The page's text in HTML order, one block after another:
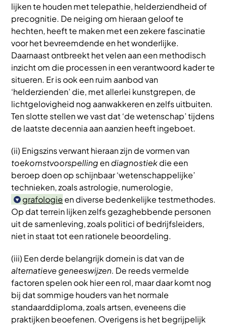
lijken te houden met telepathie, helderziendheid of
precognitie. De neiging om hieraan geloof te
hechten, heeft te maken met een zekere fascinatie
voor het bevreemdende en het wonderlijke.
Daarnaast ontbreekt het velen aan een methodisch
inzicht om die processen in een verantwoord kader te
situeren. Er is ook een ruim aanbod van
‘helderzienden’ die, met allerlei kunstgrepen, de
lichtgelovigheid nog aanwakkeren en zelfs uitbuiten.
Ten slotte stellen we vast dat ‘de wetenschap’ tijdens
de laatste decennia aan aanzien heeft ingeboet.
(ii) Enigszins verwant hieraan zijn de vormen van
toekomstvoorspellingendiagnostiekdie een
beroep doen op schijnbaar ‘wetenschappelijke’
technieken, zoals astrologie, numerologie,
grafologieen diverse bedenkelijke testmethodes.
Op dat terrein lijken zelfs gezaghebbende personen
uit de samenleving, zoals politici of bedrijfsleiders,
niet in staat tot een rationele beoordeling.
(iii) Een derde belangrijk domein is dat van de
alternatieve geneeswijzen. De reeds vermelde
factoren spelen ook hier een rol, maar daar komt nog
bij dat sommige houders van het normale
standaarddiploma, zoals artsen, eveneens die
praktijken beoefenen. Overigens is het begrijpelijk